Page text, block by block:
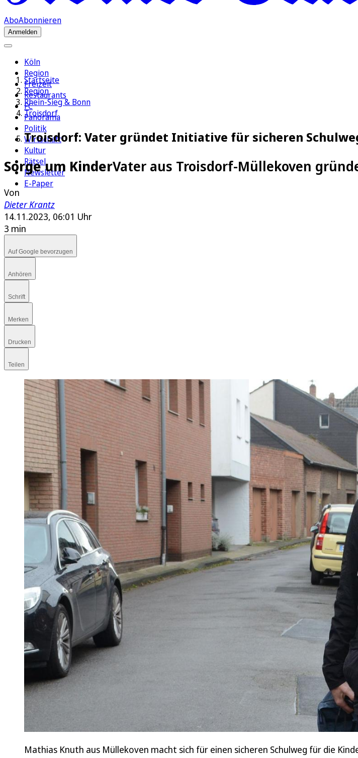
AboAbonnieren
Anmelden
Köln
Region
Freizeit
Restaurants
FC
Panorama
Politik
Wirtschaft
Kultur
Rätsel
Newsletter
E-Paper
Startseite
Region
Rhein-Sieg & Bonn
Troisdorf
Troisdorf: Vater gründet Initiative für sicheren
Sorge um KinderVater aus Troisdorf-Müllekoven
Von
Dieter Krantz
14.11.2023, 06:01 Uhr
3 min
Auf Google bevorzugen
Anhören
Schrift
Merken
Drucken
Teilen
Mathias Knuth aus Müllekoven macht sich für einen sicheren Schulweg für die